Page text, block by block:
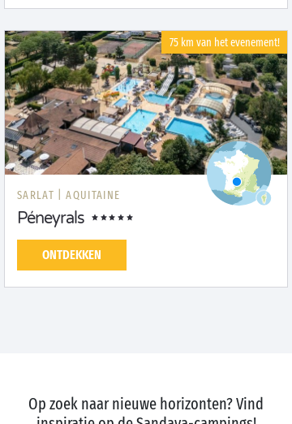
75 km van het evenement!
SARLAT | AQUITAINE
Péneyrals
ONTDEKKEN
Op zoek naar nieuwe horizonten? Vind